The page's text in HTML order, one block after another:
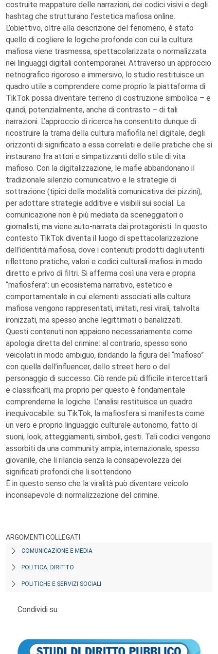
costruite mappature delle narrazioni, dei codici visivi e degli
hashtag che strutturano l’estetica mafiosa online.
L’obiettivo, oltre alla descrizione del fenomeno, è stato
quello di cogliere le logiche profonde con cui la cultura
mafiosa viene trasmessa, spettacolarizzata o normalizzata
nei linguaggi digitali contemporanei. Attraverso un approccio
netnografico rigoroso e immersivo, lo studio restituisce un
quadro utile a comprendere come proprio la piattaforma di
TikTok possa diventare terreno di costruzione simbolica – e
quindi, potenzialmente, anche di contrasto – di tali
narrazioni. L’approccio di ricerca ha consentito dunque di
ricostruire la trama della cultura mafiofila nel digitale, degli
orizzonti di significato a essa correlati e delle pratiche che si
instaurano fra attori e simpatizzanti dello stile di vita
mafioso. Con la digitalizzazione, le mafie abbandonano il
tradizionale silenzio comunicativo e le strategie di
sottrazione (tipici della modalità comunicativa dei pizzini),
per adottare strategie additive e visibili sui social. La
comunicazione non è più mediata da sceneggiatori o
giornalisti, ma viene auto-narrata dai protagonisti. In questo
contesto TikTok diventa il luogo di spettacolarizzazione
dell’identità mafiosa, dove i contenuti prodotti dagli utenti
riflettono pratiche, valori e codici culturali mafiosi in modo
diretto e privo di filtri. Si afferma così una vera e propria
“mafiosfera”: un ecosistema narrativo, estetico e
comportamentale in cui elementi associati alla cultura
mafiosa vengono rappresentati, imitati, resi virali, talvolta
ironizzati, ma spesso anche legittimati o banalizzati.
Questi contenuti non appaiono necessariamente come
apologia diretta del crimine: al contrario, spesso sono
veicolati in modo ambiguo, ibridando la figura del “mafioso”
con quella dell’influencer, dello street hero o del
personaggio di successo. Ciò rende più difficile intercettarli
e classificarli, ma proprio per questo è fondamentale
comprenderne le logiche. L’analisi restituisce un quadro
inequivocabile: su TikTok, la mafiosfera si manifesta come
un vero e proprio linguaggio culturale autonomo, fatto di
suoni, look, atteggiamenti, simboli, gesti. Tali codici vengono
assorbiti da una community ampia, internazionale, spesso
giovanile, che li rilancia senza la consapevolezza dei
significati profondi che li sottendono.
È in questo senso che la viralità può diventare veicolo
inconsapevole di normalizzazione del crimine.
ARGOMENTI COLLEGATI
COMUNICAZIONE E MEDIA
POLITICA, DIRITTO
POLITICHE E SERVIZI SOCIALI
Condividi su: